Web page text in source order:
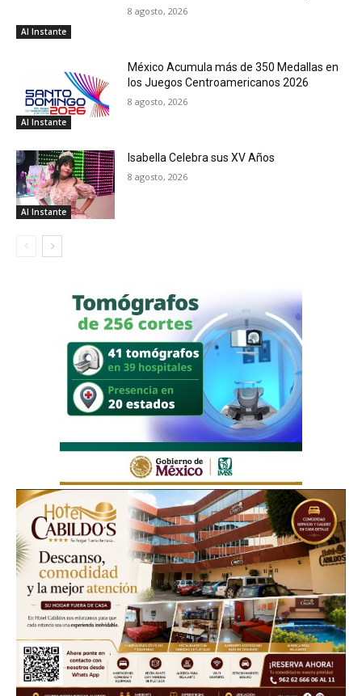
Al Instante
8 agosto, 2026
Al Instante
México Acumula más de 350 Medallas en
los Juegos Centroamericanos 2026
8 agosto, 2026
Al Instante
Isabella Celebra sus XV Años
8 agosto, 2026